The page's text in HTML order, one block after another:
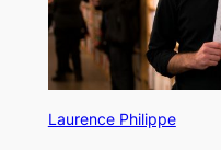
Laurence Philippe